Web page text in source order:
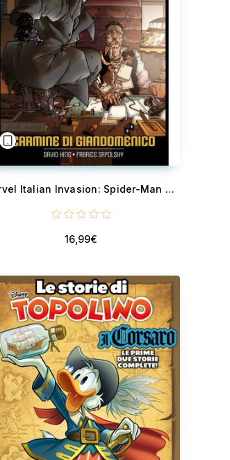
Marvel Italian Invasion: Spider-Man Noir di Carmine Giandomenico
16,99€